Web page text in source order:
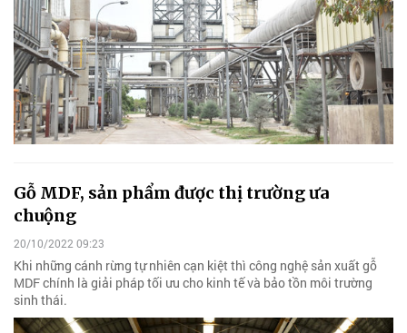
Gỗ MDF, sản phẩm được thị trường ưa
chuộng
20/10/2022 09:23
Khi những cánh rừng tự nhiên cạn kiệt thì công nghệ sản xuất gỗ
MDF chính là giải pháp tối ưu cho kinh tế và bảo tồn môi trường
sinh thái.